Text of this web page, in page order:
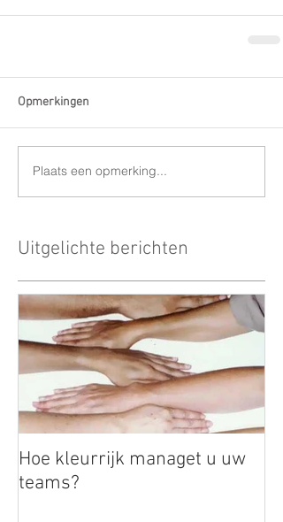
Opmerkingen
Plaats een opmerking...
Uitgelichte berichten
Hoe kleurrijk managet u uw
teams?